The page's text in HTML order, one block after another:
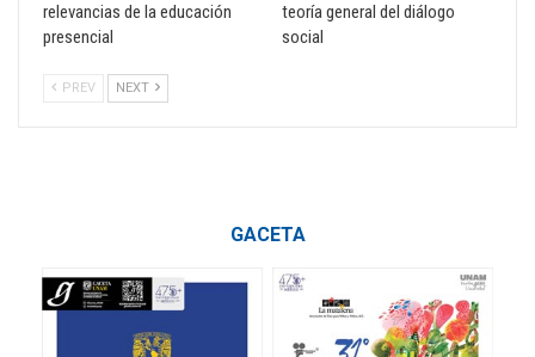
relevancias de la educación
presencial
teoría general del diálogo
social
PREV NEXT
GACETA